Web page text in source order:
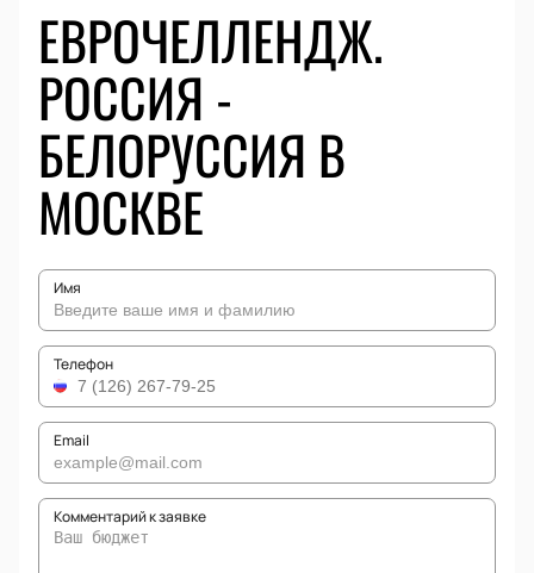
ЕВРОЧЕЛЛЕНДЖ.
РОССИЯ -
БЕЛОРУССИЯ В
МОСКВЕ
Имя
Телефон
Email
Комментарий к заявке